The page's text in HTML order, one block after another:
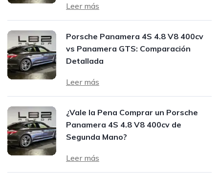
Leer más
Porsche Panamera 4S 4.8 V8 400cv
vs Panamera GTS: Comparación
Detallada
Leer más
¿Vale la Pena Comprar un Porsche
Panamera 4S 4.8 V8 400cv de
Segunda Mano?
Leer más